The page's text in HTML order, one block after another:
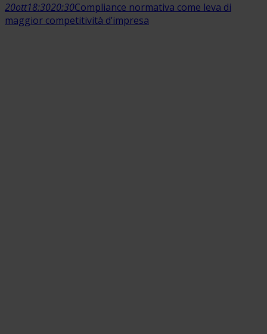
20ott18:3020:30Compliance normativa come leva di
maggior competitività d’impresa